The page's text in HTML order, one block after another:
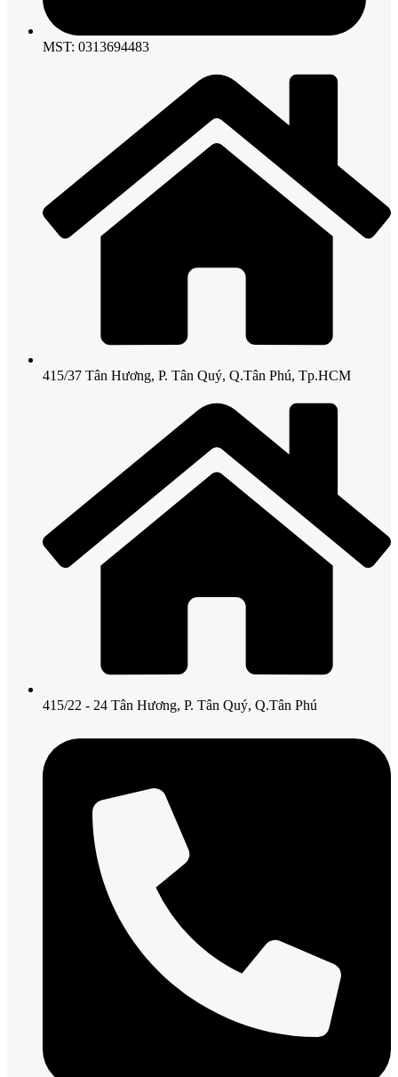
MST: 0313694483
415/37 Tân Hương, P. Tân Quý, Q.Tân Phú, Tp.HCM
415/22 - 24 Tân Hương, P. Tân Quý, Q.Tân Phú